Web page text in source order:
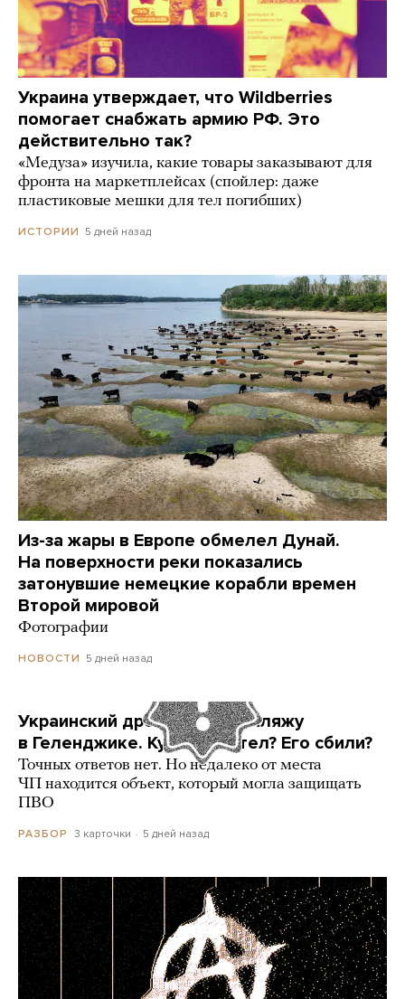
Украина утверждает, что Wildberries
помогает снабжать армию РФ. Это
действительно так?
«Медуза» изучила, какие товары заказывают для
фронта на маркетплейсах (спойлер: даже
пластиковые мешки для тел погибших)
ИСТОРИИ 5 дней назад
Из-за жары в Европе обмелел Дунай.
На поверхности реки показались
затонувшие немецкие корабли времен
Второй мировой
Фотографии
НОВОСТИ 5 дней назад
Украинский дрон попал по пляжу
в Геленджике. Куда он летел? Его сбили?
Точных ответов нет. Но недалеко от места
ЧП находится объект, который могла защищать
ПВО
РАЗБОР 3 карточки 5 дней назад